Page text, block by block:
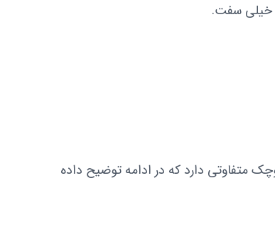
خیلی سفت.
متفاوتی دارد که در ادامه توضیح داده